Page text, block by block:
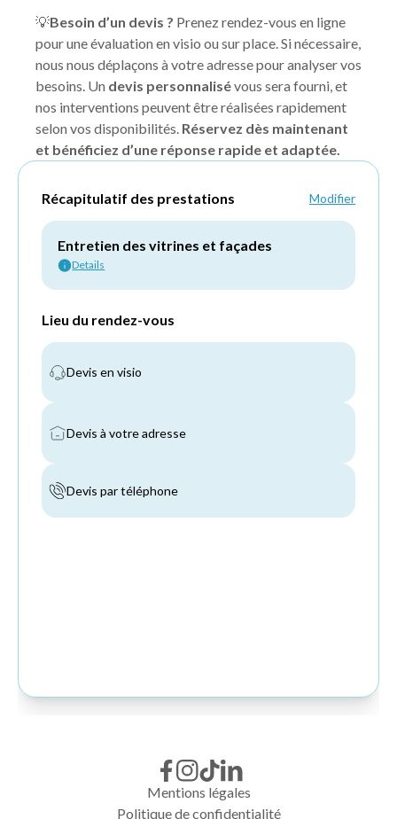
💡Besoin d’un devis ? Prenez rendez-vous en ligne
pour une évaluation en visio ou sur place. Si nécessaire,
nous nous déplaçons à votre adresse pour analyser vos
besoins. Un devis personnalisévous sera fourni, et
nos interventions peuvent être réalisées rapidement
selon vos disponibilités. Réservez dès maintenant
et bénéficiez d’une réponse rapide et adaptée.
Mentions légales
Politique de confidentialité